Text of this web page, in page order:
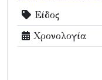
Είδος
Χρονολογία